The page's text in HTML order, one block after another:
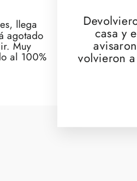
llega
agotado
Muy
al 100%
casa y
volvieron